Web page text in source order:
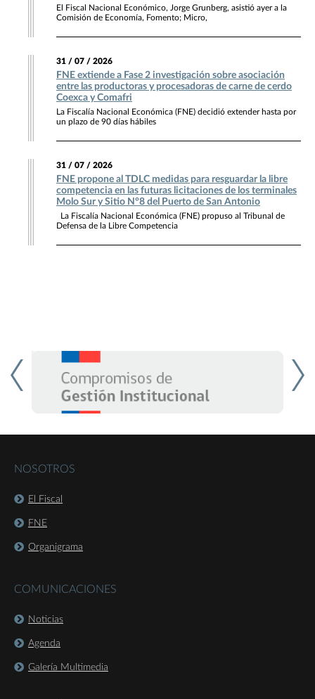
El Fiscal Nacional Económico, Jorge Grunberg, asistió ayer a la
Comisión de Economía, Fomento; Micro,
31 / 07 / 2026
FNE extiende a Fase 2 investigación sobre asociación
entre las productoras y procesadoras de carne de cerdo
Coexca y Comafri
La Fiscalía Nacional Económica (FNE) decidió extender hasta por
un plazo de 90 días hábiles
31 / 07 / 2026
FNE propone al TDLC medidas para resguardar la libre
competencia en las futuras licitaciones de los terminales
Molo Sur y Sitio N°8 del Puerto de San Antonio
La Fiscalía Nacional Económica (FNE) propuso al Tribunal de
Defensa de la Libre Competencia
NOSOTROS
El Fiscal
FNE
Organigrama
COMUNICACIONES
Noticias
Agenda
Galería Multimedia